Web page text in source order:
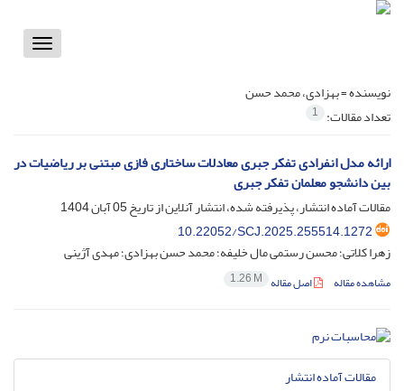
Toggle
نویسنده =بهزادی، محمد حسن
تعداد مقالات: 1
ارائه مدل انفرادی تفکر جبری معادلات ساختاری فازی مبتنی بر ریاضیات در
بین دانشجو معلمان تفکر جبری
مقالات آماده انتشار، پذیرفته شده، انتشار آنلاین از تاریخ05 آبان 1404
10.22052/SCJ.2025.255514.1272
زهرا کلاتی؛ محسن رستمی مال خلیفه؛ محمد حسن بهزادی؛ مهدی آژینی
مشاهده مقاله اصل مقاله 1.26 M
مقالات آماده انتشار